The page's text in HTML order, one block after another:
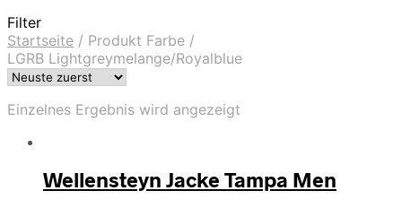
Filter
Startseite / Produkt Farbe /
LGRB Lightgreymelange/Royalblue
Einzelnes Ergebnis wird angezeigt
Wellensteyn Jacke Tampa Men